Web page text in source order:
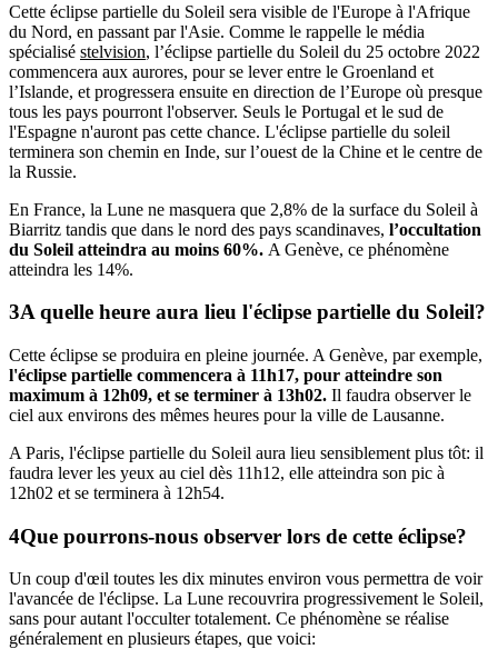
Cette éclipse partielle du Soleil sera visible de l'Europe à l'Afrique
du Nord, en passant par l'Asie. Comme le rappelle le média
spécialisé stelvision, l’éclipse partielle du Soleil du 25 octobre 2022
commencera aux aurores, pour se lever entre le Groenland et
l’Islande, et progressera ensuite en direction de l’Europe où presque
tous les pays pourront l'observer. Seuls le Portugal et le sud de
l'Espagne n'auront pas cette chance. L'éclipse partielle du soleil
terminera son chemin en Inde, sur l’ouest de la Chine et le centre de
la Russie.
En France, la Lune ne masquera que 2,8% de la surface du Soleil à
Biarritz tandis que dans le nord des pays scandinaves, l’occultation
du Soleil atteindra au moins 60%. A Genève, ce phénomène
atteindra les 14%.
A quelle heure aura lieu l'éclipse partielle du Soleil?
Cette éclipse se produira en pleine journée. A Genève, par exemple,
l'éclipse partielle commencera à 11h17, pour atteindre son
maximum à 12h09, et se terminer à 13h02. Il faudra observer le
ciel aux environs des mêmes heures pour la ville de Lausanne.
A Paris, l'éclipse partielle du Soleil aura lieu sensiblement plus tôt: il
faudra lever les yeux au ciel dès 11h12, elle atteindra son pic à
12h02 et se terminera à 12h54.
Que pourrons-nous observer lors de cette éclipse?
Un coup d'œil toutes les dix minutes environ vous permettra de voir
l'avancée de l'éclipse. La Lune recouvrira progressivement le Soleil,
sans pour autant l'occulter totalement. Ce phénomène se réalise
généralement en plusieurs étapes, que voici: